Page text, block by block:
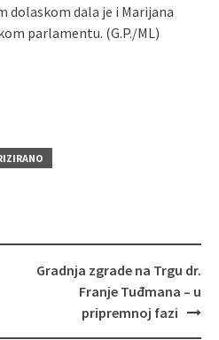
dolaskom dala je i Marijana
parlamentu. (G.P./ML)
Gradnja zgrade na Trgu dr.
Franje Tuđmana – u
pripremnoj fazi